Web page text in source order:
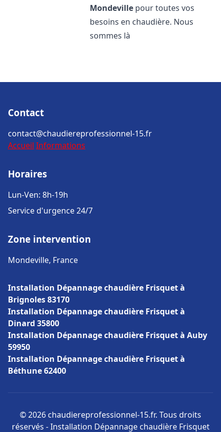
Mondeville pour toutes vos
besoins en chaudière. Nous
sommes là
Contact
contact@chaudiereprofessionnel-15.fr
Accueil Informations
Horaires
Lun-Ven: 8h-19h
Service d'urgence 24/7
Zone intervention
Mondeville, France
Installation Dépannage chaudière Frisquet à
Brignoles 83170
Installation Dépannage chaudière Frisquet à
Dinard 35800
Installation Dépannage chaudière Frisquet à Auby
59950
Installation Dépannage chaudière Frisquet à
Béthune 62400
© 2026 chaudiereprofessionnel-15.fr. Tous droits
réservés - Installation Dépannage chaudière Frisquet